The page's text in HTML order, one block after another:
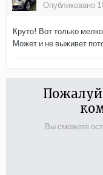
Опубликовано
Круто! Вот только
Может и не выживет
Вы сможете